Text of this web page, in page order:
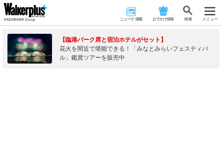
ニュース･連載 おでかけ情報 検 索 メニュー
【臨港パーク席と宿泊ホテルがセット】
花火を間近で堪能できる！「みなとみらいフェスティバ
ル」鑑賞ツアーを販売中